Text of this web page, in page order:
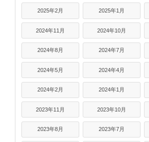
2025年2月 2025年1月
2024年11月 2024年10月
2024年8月 2024年7月
2024年5月 2024年4月
2024年2月 2024年1月
2023年11月 2023年10月
2023年8月 2023年7月